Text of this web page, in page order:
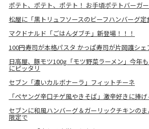
ポテト、ポテト、ポテト！ お手頃ポテトバーガ
松屋に「黒トリュフソースのビーフハンバーグ
マクドナルド「ごはんダブチ」新登場！！！
100円寿司が本格パスタ かっぱ寿司が片岡護シ
日高屋、豚モツ100g「モツ野菜ラーメン」今年
にピッタリ
セブン「濃いカルボナーラ」フィットチーネ
「ペヤング辛口チゲ風やきそば」激辛好きに捧げ
セブンに和風ハンバーグ＆ガーリックチキンの
限定で